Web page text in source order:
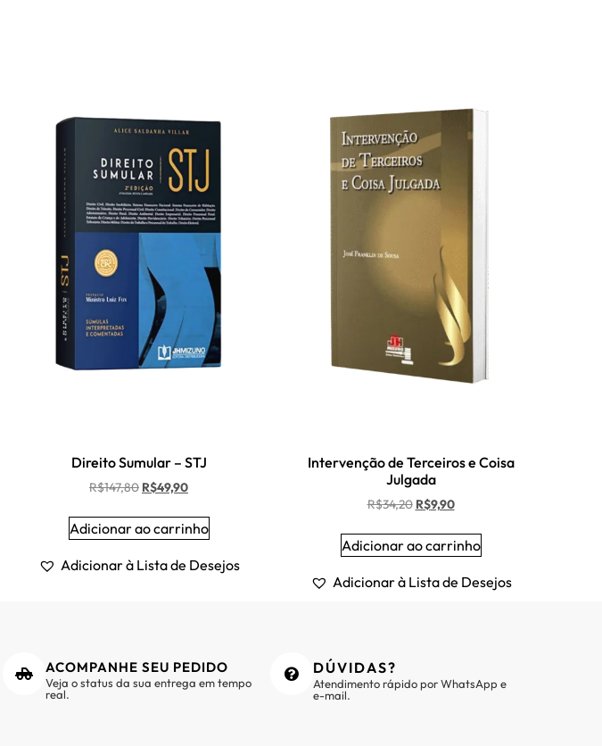
Direito Sumular – STJ
R$147,80 R$49,90
Adicionar ao carrinho
Adicionar à Lista de Desejos
Intervenção de Terceiros e Coisa
Julgada
R$34,20 R$9,90
Adicionar ao carrinho
Adicionar à Lista de Desejos
ACOMPANHE SEU PEDIDO
Veja o status da sua entrega em tempo
real.
DÚVIDAS?
Atendimento rápido por WhatsApp e
e-mail.